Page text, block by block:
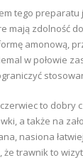
tego
mają zdolność
amonową,
w połowie
to
a także na
nasiona
że trawnik to